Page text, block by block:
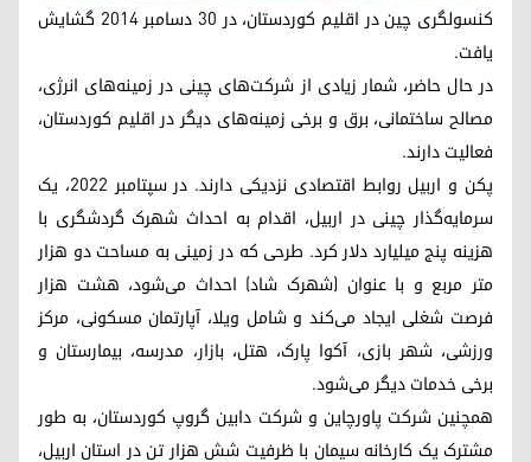
کنسولگری چین در اقلیم کوردستان، در ٣٠ دسامبر ٢٠١٤ گشایش
یافت.
در حال حاضر، شمار زیادی از شرکت‌های چینی در زمینه‌های انرژی،
مصالح ساختمانی، برق و برخی زمینه‌های دیگر در اقلیم کوردستان،
فعالیت دارند.
پکن و اربیل روابط اقتصادی نزدیکی دارند. در سپتامبر ٢٠٢٢، یک
سرمایه‌گذار چینی در اربیل، اقدام به احداث شهرک گردشگری با
هزینه پنج میلیارد دلار کرد. طرحی که در زمینی به مساحت دو هزار
متر مربع و با عنوان (شهرک شاد) احداث می‌شود، هشت هزار
فرصت شغلی ایجاد می‌کند و شامل ویلا، ‌آپارتمان مسکونی، مرکز
ورزشی، شهر بازی، آکوا پارک، هتل، بازار، مدرسه، بیمارستان و
برخی خدمات دیگر می‌شود.
همچنین شرکت پاورچاین و شرکت دابین گروپ کوردستان، به طور
مشترک یک کارخانه سیمان با ظرفیت شش هزار تن در استان اربیل،